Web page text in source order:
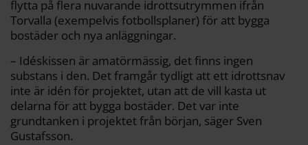
flytta på flera nuvarande idrottsutrymmen ifrån
Torvalla (exempelvis fotbollsplaner) för att bygga
bostäder och nya anläggningar.
– Idéskissen är amatörmässig, det finns ingen
substans i den. Det framgår tydligt att ett idrottsnav
inte är idén för projektet, utan att de vill kasta ut
delarna för att bygga bostäder. Det var inte
grundtanken i projektet från början, säger Sven
Gustafsson.